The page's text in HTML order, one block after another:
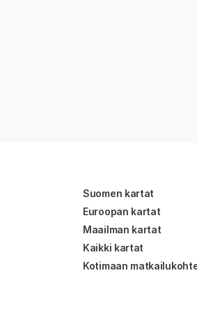
Suomen kartat
Euroopan kartat
Maailman kartat
Kaikki kartat
Kotimaan